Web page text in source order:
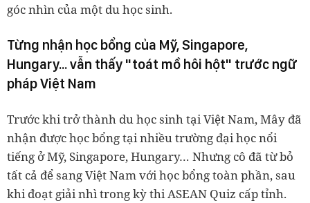
góc nhìn của một du học sinh.
Từng nhận học bổng của Mỹ, Singapore,
Hungary... vẫn thấy "toát mồ hôi hột" trước ngữ
pháp Việt Nam
Trước khi trở thành du học sinh tại Việt Nam, Mây đã
nhận được học bổng tại nhiều trường đại học nổi
tiếng ở Mỹ, Singapore, Hungary… Nhưng cô đã từ bỏ
tất cả để sang Việt Nam với học bổng toàn phần, sau
khi đoạt giải nhì trong kỳ thi ASEAN Quiz cấp tỉnh.